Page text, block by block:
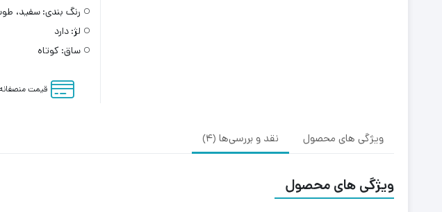
رنگ بندی:سفید،
لژ: دارد
ساق: کوتاه
قیمت منصفانه
ویژگی های محصول نقد و بررسی‌ها (4)
ویژگی های محصول